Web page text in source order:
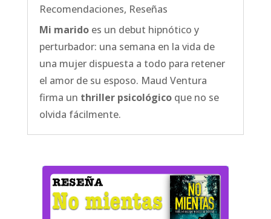
Recomendaciones, Reseñas
Mi maridoes un debut hipnótico y
perturbador: una semana en la vida de
una mujer dispuesta a todo para retener
el amor de su esposo. Maud Ventura
firma un thriller psicológicoque no se
olvida fácilmente.